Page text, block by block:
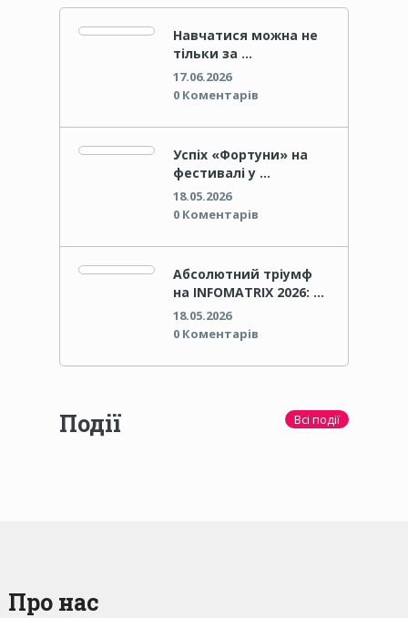
Навчатися можна не
тільки за …
17.06.2026
0 Коментарів
Успіх «Фортуни» на
фестивалі у …
18.05.2026
0 Коментарів
Абсолютний тріумф
на INFOMATRIX 2026: …
18.05.2026
0 Коментарів
Події Всі події
Про нас